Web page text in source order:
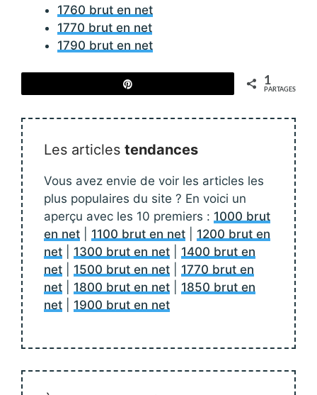
1760 brut en net
1770 brut en net
1790 brut en net
1
PARTAGES
Les articlestendances
Vous avez envie de voir les articles les
plus populaires du site ? En voici un
aperçu avec les 10 premiers : 1000 brut
en net
1100 brut en net
1200 brut en
net
1300 brut en net
1400 brut en
net
1500 brut en net
1770 brut en
net
1800 brut en net
1850 brut en
net
1900 brut en net